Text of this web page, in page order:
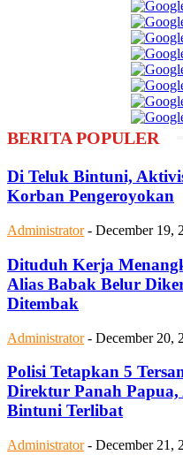
BERITA POPULER
Di Teluk Bintuni,
Korban Pengeroyokan
Administrator - December 19,
Dituduh Kerja
Alias Babak Belur
Ditembak
Administrator - December 20,
Polisi Tetapkan 5
Direktur Panah
Bintuni Terlibat
Administrator - December 21,